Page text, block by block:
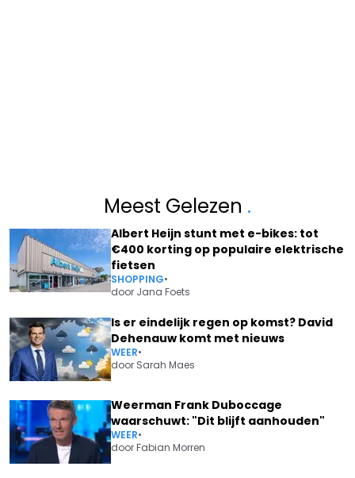
Meest Gelezen .
Albert Heijn stunt met e-bikes: tot
€400 korting op populaire elektrische
fietsen
SHOPPING•
door Jana Foets
Is er eindelijk regen op komst? David
Dehenauw komt met nieuws
WEER•
door Sarah Maes
Weerman Frank Duboccage
waarschuwt: "Dit blijft aanhouden"
WEER•
doorFabian Morren